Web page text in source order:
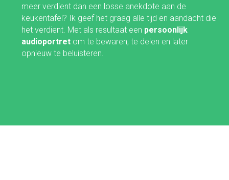
meer verdient dan een losse anekdote aan de
keukentafel? Ik geef het graag alle tijd en aandacht die
het verdient. Met als resultaat een persoonlijk
audioportret om te bewaren, te delen en later
opnieuw te beluisteren.